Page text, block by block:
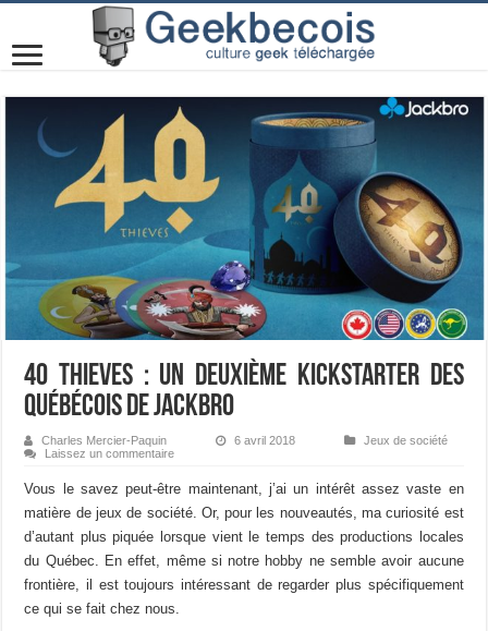
40 Thieves : un deuxième Kickstarter des
québécois de Jackbro
Charles Mercier-Paquin 6 avril 2018
Jeux de société
Laissez un commentaire
Vous le savez peut-être maintenant, j’ai un intérêt assez vaste en
matière de jeux de société. Or, pour les nouveautés, ma curiosité est
d’autant plus piquée lorsque vient le temps des productions locales
du Québec. En effet, même si notre hobby ne semble avoir aucune
frontière, il est toujours intéressant de regarder plus spécifiquement
ce qui se fait chez nous.